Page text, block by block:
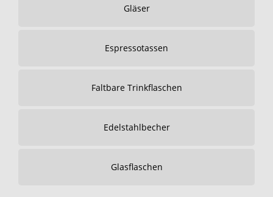
Gläser
Espressotassen
Faltbare Trinkflaschen
Edelstahlbecher
Glasflaschen